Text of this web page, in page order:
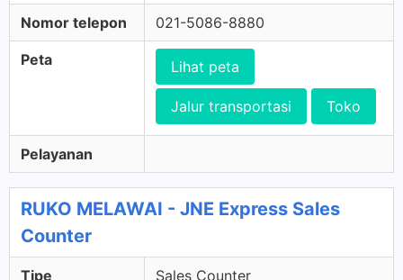
Nomor telepon 021-5086-8880
Peta Lihat peta
Jalur transportasi Toko
Pelayanan
RUKO MELAWAI - JNE Express Sales
Counter
Tipe Sales Counter